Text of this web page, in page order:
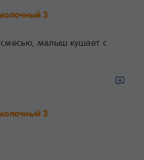
3
малыш кушает с
3